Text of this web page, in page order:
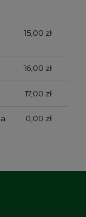
15,00 zł
16,00 zł
17,00 zł
0,00 zł